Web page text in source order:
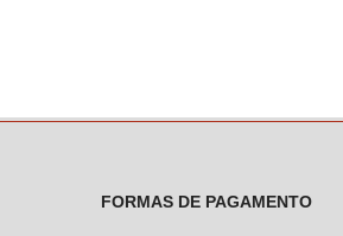
FORMAS DE PAGAMENTO